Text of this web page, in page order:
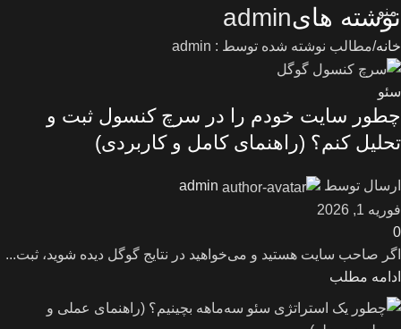
منو
نوشته هایadmin
خانه مطالب نوشته شده توسط : admin
سئو
چطور سایت خودم را در سرچ کنسول ثبت و
تحلیل کنم؟ (راهنمای کامل و کاربردی)
ارسال توسط
admin
فوریه 1, 2026
0
اگر صاحب سایت هستید و می‌خواهید در نتایج گوگل دیده شوید، ثبت...
ادامه مطلب